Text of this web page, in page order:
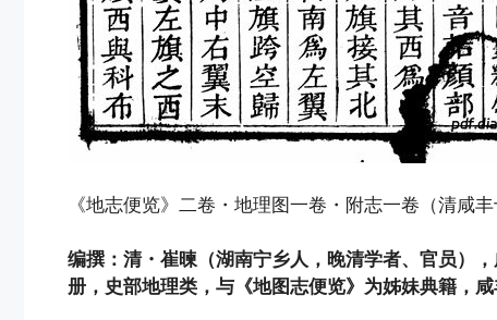
《地志便览》二卷・地理图一卷・附志一卷（清咸
编撰：清・崔暕（湖南宁乡人，晚清学者、官员）
册，史部地理类，与《地图志便览》为姊妹典籍，